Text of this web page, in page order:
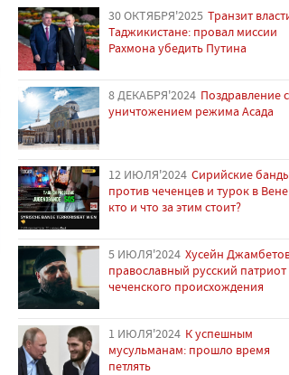
30 ОКТЯБРЯ'2025 Транзит
Таджикистане: провал миссии
Рахмона убедить Путина
8 ДЕКАБРЯ'2024 Поздравление с
уничтожением режима Асада
12 ИЮЛЯ'2024 Сирийские
против чеченцев и турок в
кто и что за этим стоит?
5 ИЮЛЯ'2024 Хусейн
православный русский патриот
чеченского происхождения
1 ИЮЛЯ'2024 К успешным
мусульманам: прошло время
петлять